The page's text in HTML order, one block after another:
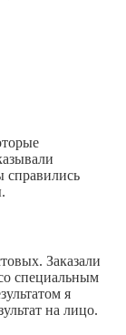
справились
Заказали
специальным
я
на лицо.